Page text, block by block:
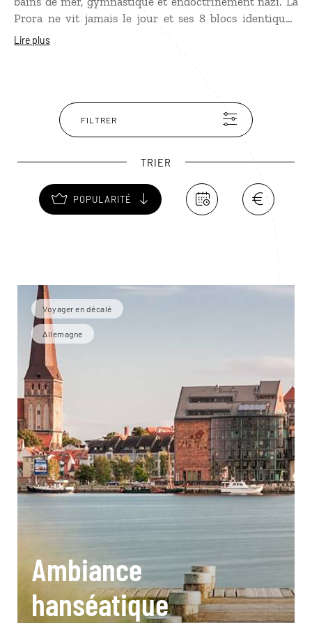
Prora ne vit jamais le jour et ses 8 blocs identiques,
ressemblant beaucoup à des prisons, servirent de base à
Lire plus
FILTRER
TRIER
POPULARITÉ
Voyager en décalé
Allemagne
Ambiance
hanséatique